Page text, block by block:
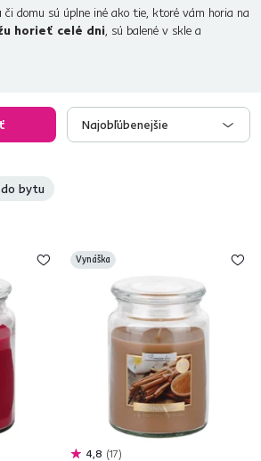
či domu sú úplne iné ako tie, ktoré vám horia na
horieť celé dni, sú balené v skle a
kg! Dokonale sa hodia tak na
alebo si s vôňou lúčnych kvetov
. Vonné sviečky od dodávame v hrubom
využitie a vydržia horieť aj 100 hodín.
Najobľúbenejšie
bytu
Vynáška
4,8 17